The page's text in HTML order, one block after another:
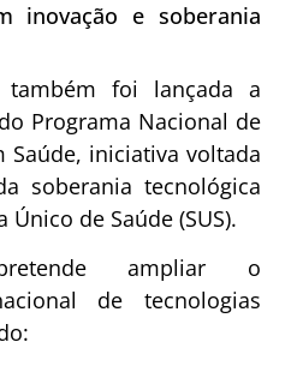
inovação e soberania
também foi lançada a
Programa Nacional de
Saúde, iniciativa voltada
soberania tecnológica
de Saúde (SUS).
ampliar o
de tecnologias